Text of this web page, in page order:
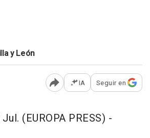
y León
Abrir opciones para
IA Seguir en
(EUROPA PRESS) -